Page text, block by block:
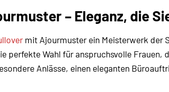
– Eleganz, die
mit Ajourmuster ein Meisterwerk der
perfekte Wahl für anspruchsvolle
Anlässe, einen eleganten